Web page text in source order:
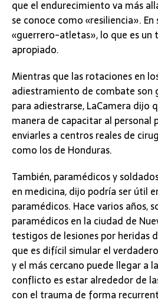
que el endurecimiento va más
se conoce como «resiliencia». En
«guerrero-atletas», lo que es un
apropiado.
Mientras que las rotaciones en
adiestramiento de combate son
para adiestrarse, LaCamera dijo
manera de capacitar al personal
enviarles a centros reales de
como los de Honduras.
También, paramédicos y
en medicina, dijo podría ser útil
paramédicos. Hace varios años,
paramédicos en la ciudad de
testigos de lesiones por heridas
que es difícil simular el
y el más cercano puede llegar a
conflicto es estar alrededor de
con el trauma de forma